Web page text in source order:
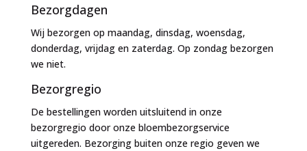
Bezorgdagen
Wij bezorgen op maandag, dinsdag, woensdag,
donderdag, vrijdag en zaterdag. Op zondag bezorgen
we niet.
Bezorgregio
De bestellingen worden uitsluitend in onze
bezorgregio door onze bloembezorgservice
uitgereden. Bezorging buiten onze regio geven we